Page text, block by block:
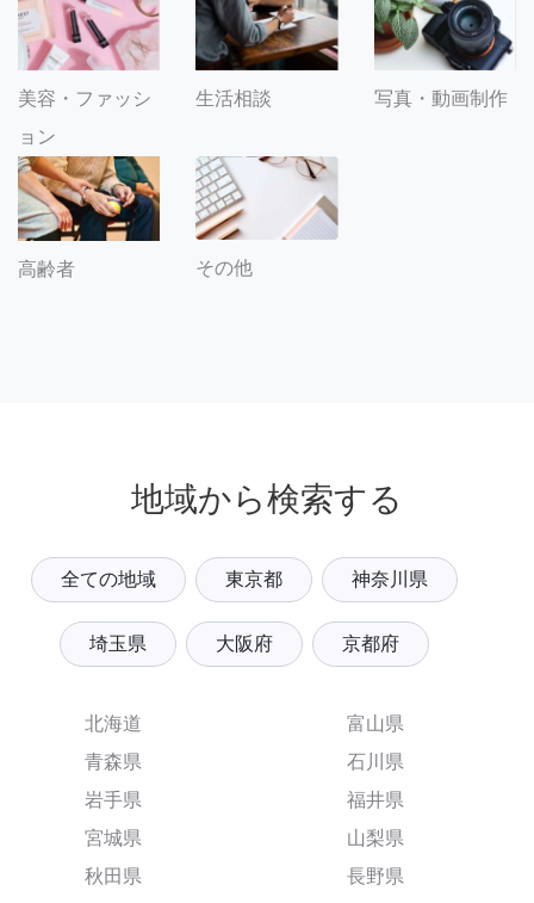
美容・ファッシ
ョン
生活相談 写真・動画制作
高齢者 その他
地域から検索する
全ての地域 東京都 神奈川県
埼玉県 大阪府 京都府
北海道
青森県
岩手県
宮城県
秋田県
富山県
石川県
福井県
山梨県
長野県